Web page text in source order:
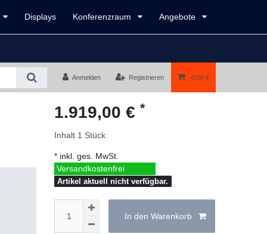
Displays Konferenzraum Angebote
Anmelden Registrieren 0,00 €
1.919,00 € *
Inhalt 1 Stück
* inkl. ges. MwSt.
Versandkostenfrei
Artikel aktuell nicht verfügbar.
In den Warenkorb